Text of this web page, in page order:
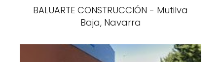
BALUARTE CONSTRUCCIÓN - Mutilva
Baja, Navarra